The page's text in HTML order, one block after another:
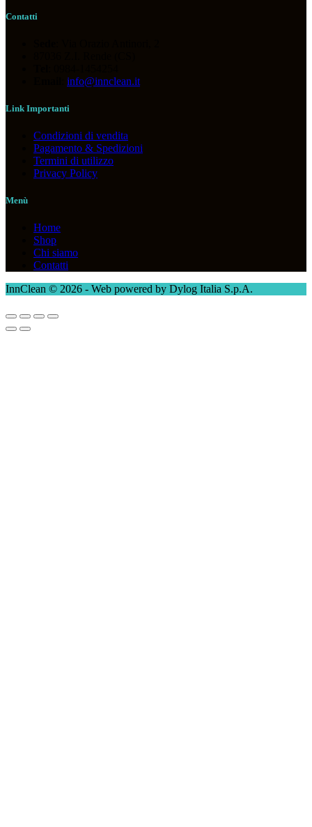
Contatti
info@innclean.it
Link Importanti
Condizioni di vendita
Pagamento & Spedizioni
Termini di utilizzo
Privacy Policy
Menù
Home
Shop
Chi siamo
Contatti
InnClean © 2026 - Web powered by Dylog Italia S.p.A.